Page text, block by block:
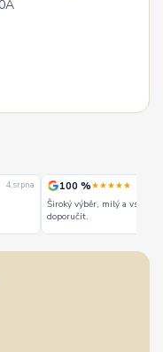
4. srpna 100 %★★★★★
Široký výběr, milý a
doporučit.